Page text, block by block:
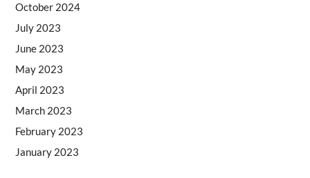
October 2024
July 2023
June 2023
May 2023
April 2023
March 2023
February 2023
January 2023